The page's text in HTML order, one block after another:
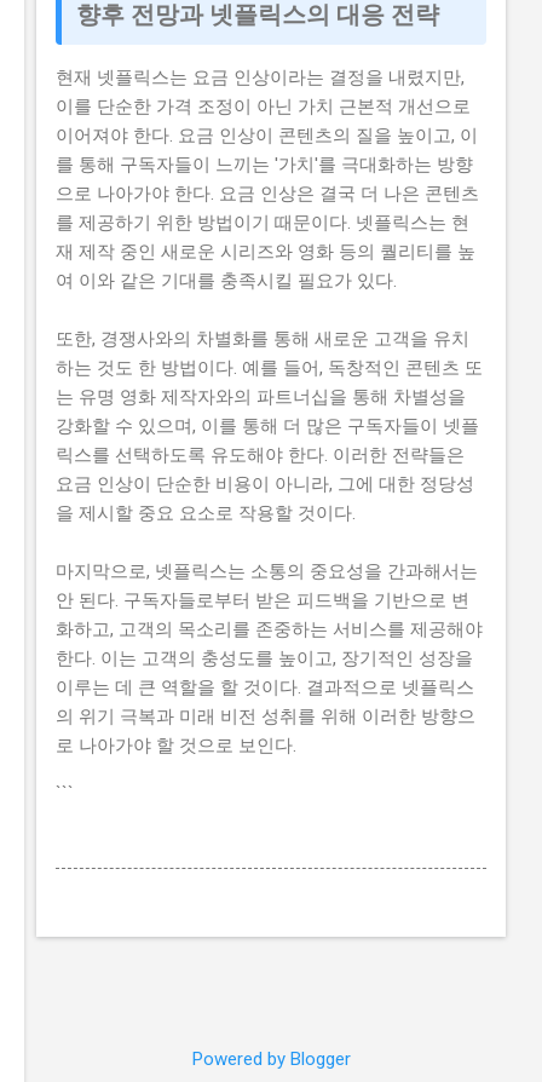
향후 전망과 넷플릭스의 대응 전략
현재 넷플릭스는 요금 인상이라는 결정을 내렸지만,
이를 단순한 가격 조정이 아닌 가치 근본적 개선으로
이어져야 한다. 요금 인상이 콘텐츠의 질을 높이고, 이
를 통해 구독자들이 느끼는 '가치'를 극대화하는 방향
으로 나아가야 한다. 요금 인상은 결국 더 나은 콘텐츠
를 제공하기 위한 방법이기 때문이다. 넷플릭스는 현
재 제작 중인 새로운 시리즈와 영화 등의 퀄리티를 높
여 이와 같은 기대를 충족시킬 필요가 있다.
또한, 경쟁사와의 차별화를 통해 새로운 고객을 유치
하는 것도 한 방법이다. 예를 들어, 독창적인 콘텐츠 또
는 유명 영화 제작자와의 파트너십을 통해 차별성을
강화할 수 있으며, 이를 통해 더 많은 구독자들이 넷플
릭스를 선택하도록 유도해야 한다. 이러한 전략들은
요금 인상이 단순한 비용이 아니라, 그에 대한 정당성
을 제시할 중요 요소로 작용할 것이다.
마지막으로, 넷플릭스는 소통의 중요성을 간과해서는
안 된다. 구독자들로부터 받은 피드백을 기반으로 변
화하고, 고객의 목소리를 존중하는 서비스를 제공해야
한다. 이는 고객의 충성도를 높이고, 장기적인 성장을
이루는 데 큰 역할을 할 것이다. 결과적으로 넷플릭스
의 위기 극복과 미래 비전 성취를 위해 이러한 방향으
로 나아가야 할 것으로 보인다.
```
Powered by Blogger